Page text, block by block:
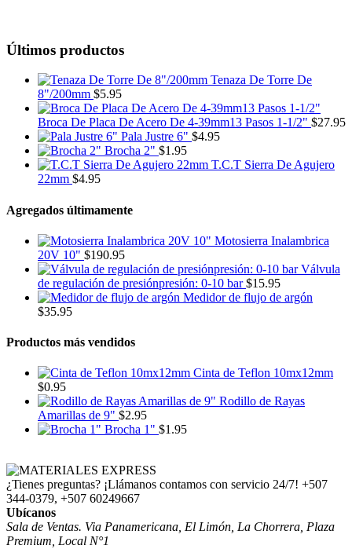
Últimos productos
Tenaza De Torre De
8"/200mm $5.95
Broca De Placa De Acero De 4-39mm13 Pasos 1-1/2" $27.95
Pala Justre 6" $4.95
Brocha 2" $1.95
T.C.T Sierra De Agujero
22mm $4.95
Agregados últimamente
Motosierra Inalambrica
20V 10" $190.95
Válvula
de regulación de presiónpresión: 0-10 bar $15.95
Medidor de flujo de argón
$35.95
Productos más vendidos
Cinta de Teflon 10mx12mm
$0.95
Rodillo de Rayas
Amarillas de 9" $2.95
Brocha 1" $1.95
¿Tienes preguntas? ¡Llámanos contamos con servicio 24/7! +507
344-0379, +507 60249667
Ubícanos
Sala de Ventas. Via Panamericana, El Limón, La Chorrera, Plaza
Premium, Local N°1